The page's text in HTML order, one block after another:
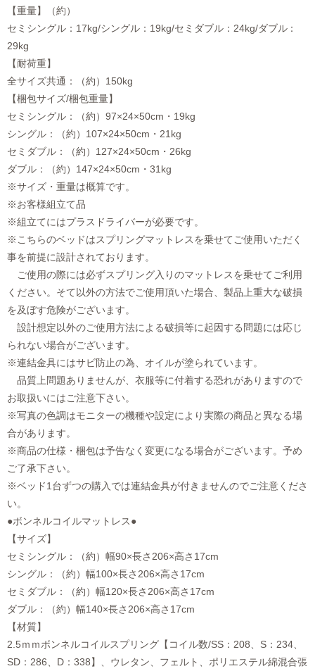
【重量】（約）
セミシングル：17kg/シングル：19kg/セミダブル：24kg/ダブル：
29kg
【耐荷重】
全サイズ共通：（約）150kg
【梱包サイズ/梱包重量】
セミシングル：（約）97×24×50cm・19kg
シングル：（約）107×24×50cm・21kg
セミダブル：（約）127×24×50cm・26kg
ダブル：（約）147×24×50cm・31kg
※サイズ・重量は概算です。
※お客様組立て品
※組立てにはプラスドライバーが必要です。
※こちらのベッドはスプリングマットレスを乗せてご使用いただく
事を前提に設計されております。
ご使用の際には必ずスプリング入りのマットレスを乗せてご利用
ください。そて以外の方法でご使用頂いた場合、製品上重大な破損
を及ぼす危険がございます。
設計想定以外のご使用方法による破損等に起因する問題には応じ
られない場合がございます。
※連結金具にはサビ防止の為、オイルが塗られています。
品質上問題ありませんが、衣服等に付着する恐れがありますので
お取扱いにはご注意下さい。
※写真の色調はモニターの機種や設定により実際の商品と異なる場
合があります。
※商品の仕様・梱包は予告なく変更になる場合がございます。予め
ご了承下さい。
※ベッド1台ずつの購入では連結金具が付きませんのでご注意くださ
い。
●ボンネルコイルマットレス●
【サイズ】
セミシングル：（約）幅90×長さ206×高さ17cm
シングル：（約）幅100×長さ206×高さ17cm
セミダブル：（約）幅120×長さ206×高さ17cm
ダブル：（約）幅140×長さ206×高さ17cm
【材質】
2.5ｍｍボンネルコイルスプリング【コイル数/SS：208、S：234、
SD：286、D：338】、ウレタン、フェルト、ポリエステル綿混合張